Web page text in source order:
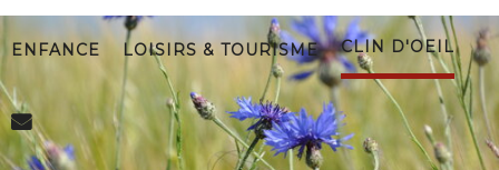
Enfance Loisirs & Tourisme Clin d'Oeil